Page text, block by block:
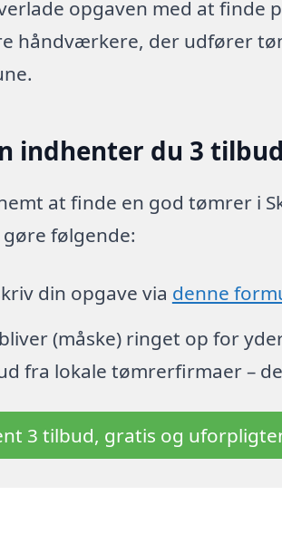
opgaven med at finde
håndværkere, der udfører
indhenter du 3
at finde en god tømrer i
gøre følgende:
din opgave via denne
(måske) ringet op for
fra lokale tømrerfirmaer –
3 tilbud, gratis og